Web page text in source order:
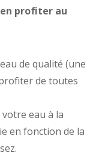
profiter au
de qualité (une
de toutes
eau à la
en fonction de la